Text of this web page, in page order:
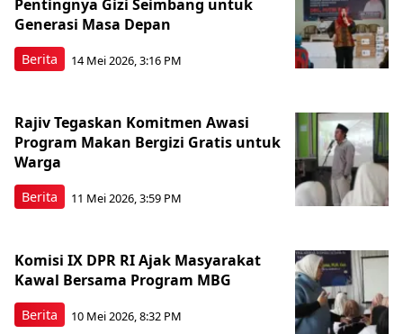
Berita
Pentingnya Gizi Seimbang untuk
Generasi Masa Depan
14 Mei 2026, 3:16 PM
Berita
Rajiv Tegaskan Komitmen Awasi
Program Makan Bergizi Gratis untuk
Warga
11 Mei 2026, 3:59 PM
Berita
Komisi IX DPR RI Ajak Masyarakat
Kawal Bersama Program MBG
10 Mei 2026, 8:32 PM